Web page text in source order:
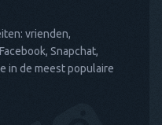
vrienden,
Snapchat,
in de meest populaire